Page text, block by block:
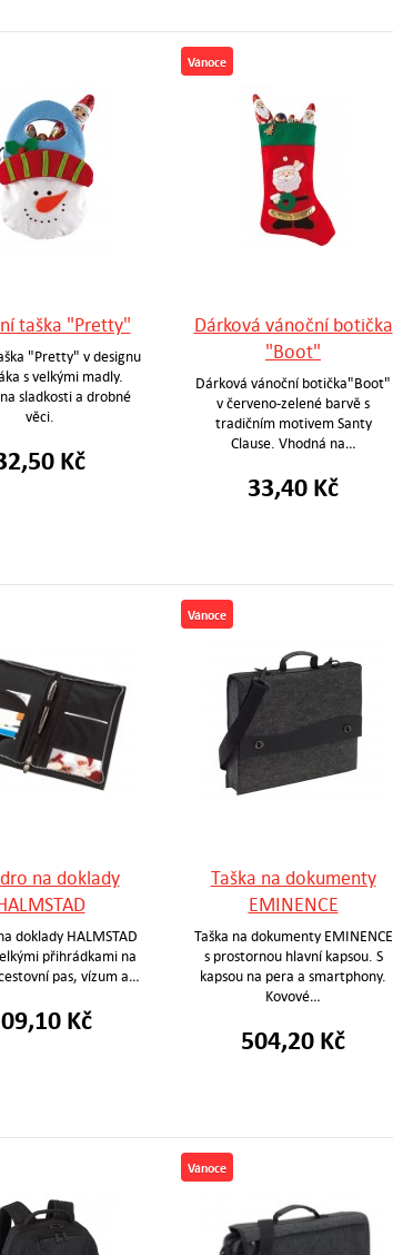
taška "Pretty"
"Pretty" v designu
s velkými madly.
sladkosti a drobné
věci.
Kč
Vánoce
Dárková vánoční botička
"Boot"
Dárková vánoční botička"Boot"
v červeno-zelené barvě s
tradičním motivem Santy
Clause. Vhodná na…
33,40 Kč
na doklady
doklady HALMSTAD
přihrádkami na
pas, vízum a…
Kč
Vánoce
Taška na dokumenty
EMINENCE
Taška na dokumenty EMINENCE
s prostornou hlavní kapsou. S
kapsou na pera a smartphony.
Kovové…
504,20 Kč
Vánoce